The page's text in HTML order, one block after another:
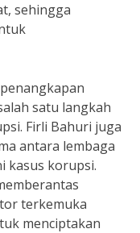
sehingga
satu langkah
Firli Bahuri juga
antara lembaga
kasus korupsi.
terkemuka
menciptakan